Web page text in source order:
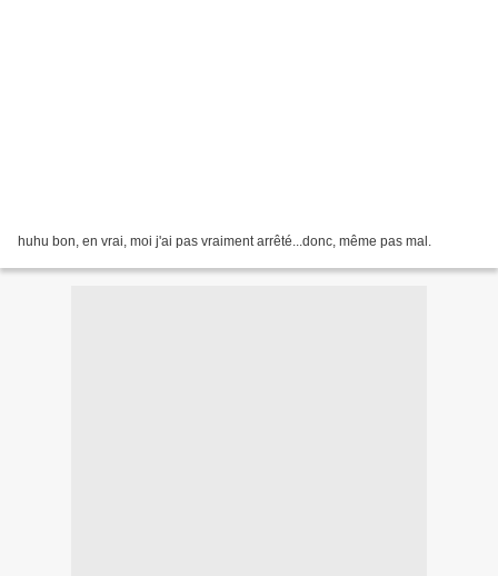
huhu bon, en vrai, moi j'ai pas vraiment arrêté...donc, même pas mal.